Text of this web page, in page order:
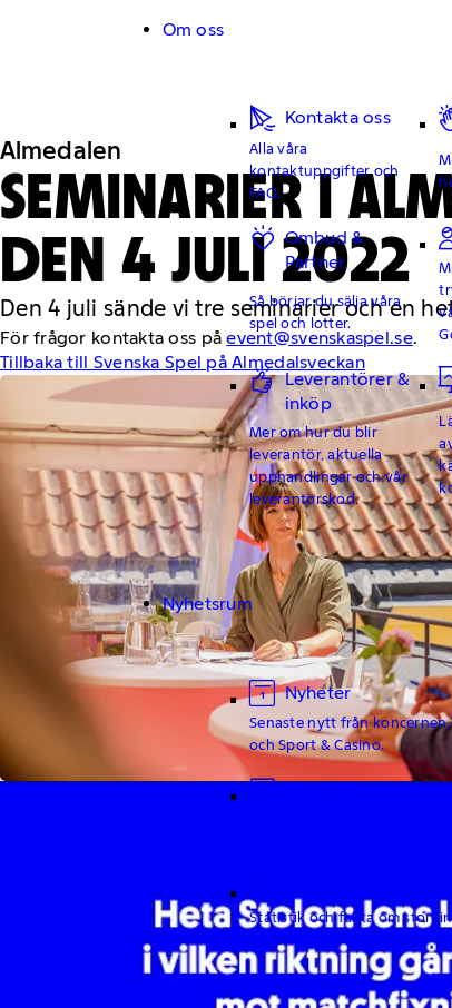
Om oss
Kontakta oss
Alla våra
kontaktuppgifter och
FAQ.
Ombud &
Partner
Så börjar du sälja våra
spel och lotter.
Leverantörer &
inköp
Mer om hur du blir
leverantör, aktuella
upphandlingar och vår
leverantörskod.
Nyhetsrum
Nyheter
Senaste nytt från koncernen,
och Sport & Casino.
Bildbank
Statistik och fakta om
genom åren.
Almedalen
SEMINARIER I
DEN 4 JULI 2022
Den 4 juli sände vi tre seminarier och en
För frågor kontakta oss påevent@svenskaspel.se.
Tillbaka till Svenska Spel på Almedalsveckan